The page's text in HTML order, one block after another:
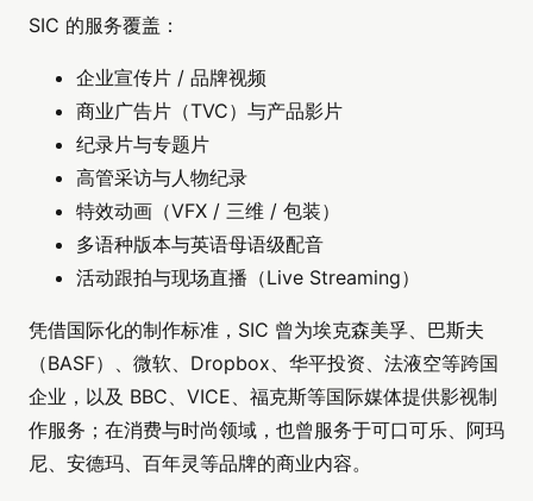
SIC 的服务覆盖：
企业宣传片 / 品牌视频
商业广告片（TVC）与产品影片
纪录片与专题片
高管采访与人物纪录
特效动画（VFX / 三维 / 包装）
多语种版本与英语母语级配音
活动跟拍与现场直播（Live Streaming）
凭借国际化的制作标准，SIC 曾为埃克森美孚、巴斯夫
（BASF）、微软、Dropbox、华平投资、法液空等跨国
企业，以及 BBC、VICE、福克斯等国际媒体提供影视制
作服务；在消费与时尚领域，也曾服务于可口可乐、阿玛
尼、安德玛、百年灵等品牌的商业内容。